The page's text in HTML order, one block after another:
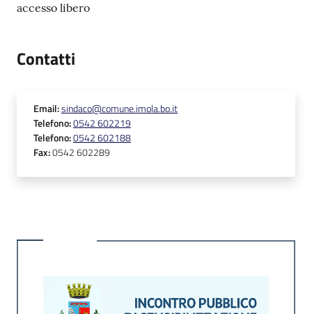
accesso libero
Contatti
Email:sindaco@comune.imola.bo.it
Telefono:0542 602219
Telefono:0542 602188
Fax:0542 602289